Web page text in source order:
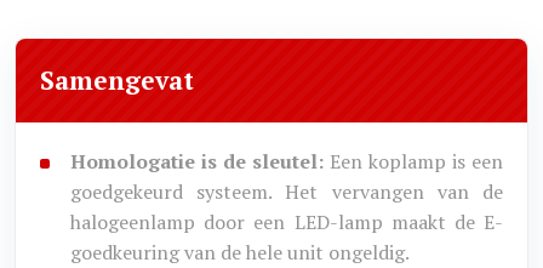
Samengevat
Homologatie is de sleutel: Een koplamp is een
goedgekeurd systeem. Het vervangen van de
halogeenlamp door een LED-lamp maakt de E-
goedkeuring van de hele unit ongeldig.